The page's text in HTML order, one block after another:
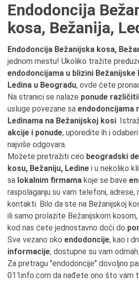
Endodoncija
kosa, Bežanija,
Endodoncija Bežanijska kosa,
jednom mestu! Ukoliko tražite
endodoncijama u blizini Bežanijske
Ledina u Beogradu, ovde ćete
Na stranici se nalaze ponude
usluge povezane sa endodoncijama
Ledinama na Bežanijskoj kosi.
akcije i ponude, uporedite ih i
najviše odgovara.
Možete pretražiti ceo beogradski
kosu, Bežaniju, Ledine i u nekoliko
sa lokalnim firmama koje se bave
raspolaganju su vam telefoni, adrese,
kontakti. Bilo da ste na Bežanijskoj
ili samo prolazite Bežanijskom kosom,
kod nas ćete jednostavno doći do
Sve vezano oko endodoncije, kao i
informacije, dostupne su vam odmah.
Za pretragu "endodoncije" dovoljno
011info.com da nađete ono što vam